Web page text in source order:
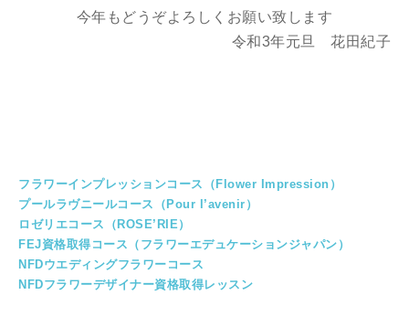
今年もどうぞよろしくお願い致します
令和3年元旦 花田紀子
フラワーインプレッションコース（Flower Impression）
プールラヴニールコース（Pour l’avenir）
ロゼリエコース（ROSE’RIE）
FEJ資格取得コース（フラワーエデュケーションジャパン）
NFDウエディングフラワーコース
NFDフラワーデザイナー資格取得レッスン